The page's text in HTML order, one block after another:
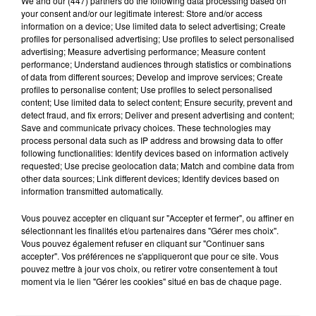
Hip-Hop News
7 août 2026
Brent Faiyaz a le cœur brisé dans son
nouveau clip
7 août 2026
Rocky relance l'espoir des fans
your consent and/or our legitimate interest: Store and/or access
information on a device; Use limited data to select advertising; Create
profiles for personalised advertising; Use profiles to select personalised
advertising; Measure advertising performance; Measure content
performance; Understand audiences through statistics or combinations
of data from different sources; Develop and improve services; Create
profiles to personalise content; Use profiles to select personalised
content; Use limited data to select content; Ensure security, prevent and
detect fraud, and fix errors; Deliver and present advertising and content;
Save and communicate privacy choices. These technologies may
process personal data such as IP address and browsing data to offer
following functionalities: Identify devices based on information actively
requested; Use precise geolocation data; Match and combine data from
other data sources; Link different devices; Identify devices based on
information transmitted automatically.
Vous pouvez accepter en cliquant sur "Accepter et fermer", ou affiner en
sélectionnant les finalités et/ou partenaires dans "Gérer mes choix".
Vous pouvez également refuser en cliquant sur "Continuer sans
accepter". Vos préférences ne s'appliqueront que pour ce site. Vous
pouvez mettre à jour vos choix, ou retirer votre consentement à tout
moment via le lien "Gérer les cookies" situé en bas de chaque page.